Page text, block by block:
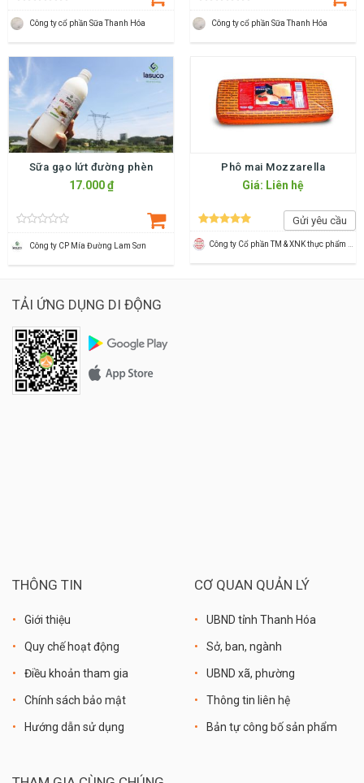
Công ty cổ phần Sữa Thanh Hóa Công ty cổ phần Sữa Thanh Hóa
Sữa gạo lứt đường phèn
17.000 ₫
Công ty CP Mía Đường Lam Sơn
Phô mai Mozzarella
Giá: Liên hệ
Gửi yêu cầu
TẢI ỨNG DỤNG DI ĐỘNG
THÔNG TIN
Giới thiệu
Quy chế hoạt động
Điều khoản tham gia
Chính sách bảo mật
Hướng dẫn sử dụng
CƠ QUAN QUẢN LÝ
UBND tỉnh Thanh Hóa
Sở, ban, ngành
UBND xã, phường
Thông tin liên hệ
Bản tự công bố sản phẩm